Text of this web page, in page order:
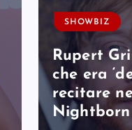
SHOWBIZ
Rupert
che era
recitare
Nightborn